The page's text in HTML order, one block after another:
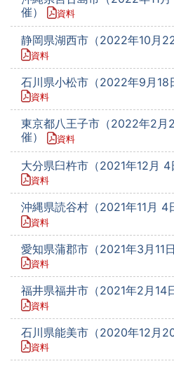
催）
資料
静岡県湖西市（2022年10月
資料
石川県小松市（2022年9月18
資料
東京都八王子市（2022年2月
催）
資料
大分県臼杵市（2021年12月 4
資料
沖縄県読谷村（2021年11月 4
資料
愛知県蒲郡市（2021年3月11
資料
福井県福井市（2021年2月14
資料
石川県能美市（2020年12月
資料